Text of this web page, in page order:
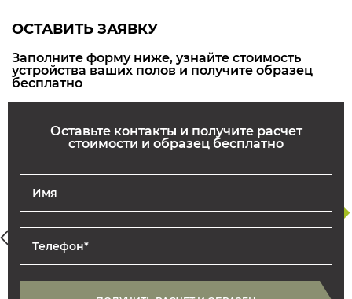
ОСТАВИТЬ ЗАЯВКУ
Заполните форму ниже, узнайте стоимость
устройства ваших полов и получите образец
бесплатно
Оставьте контакты и получите расчет
стоимости и образец бесплатно